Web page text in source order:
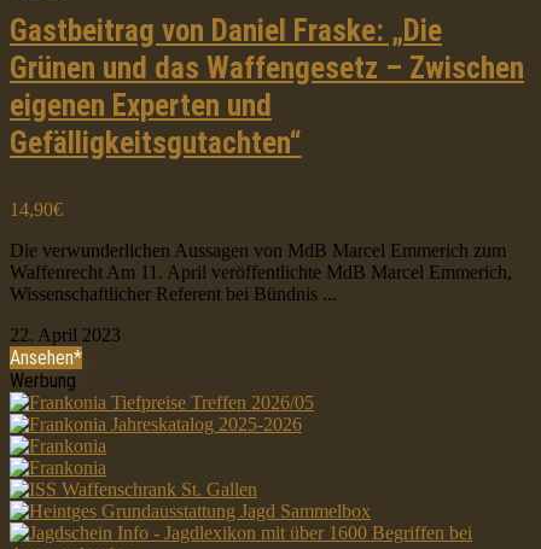
Gastbeitrag von Daniel Fraske: „Die
Grünen und das Waffengesetz – Zwischen
eigenen Experten und
Gefälligkeitsgutachten“
14,90€
Die verwunderlichen Aussagen von MdB Marcel Emmerich zum
Waffenrecht Am 11. April veröffentlichte MdB Marcel Emmerich,
Wissenschaftlicher Referent bei Bündnis ...
22. April 2023
Ansehen*
Werbung